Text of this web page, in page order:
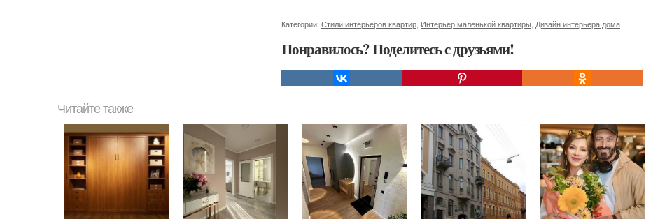
Категории: Стили интерьеров квартир Интерьер маленькой квартиры Дизайн интерьера дома
Понравилось? Поделитесь с друзьями!
Читайте также